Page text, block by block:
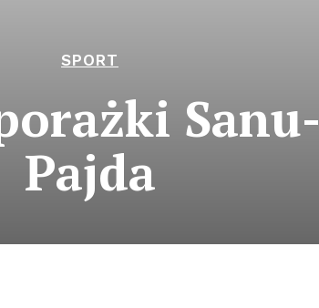
SPORT
Sanu-
Pajda